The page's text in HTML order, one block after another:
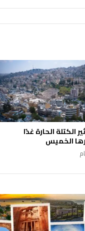
الكتلة الحارة غدًا
الخميس